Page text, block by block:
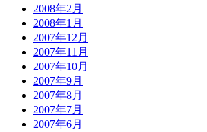
2008年2月
2008年1月
2007年12月
2007年11月
2007年10月
2007年9月
2007年8月
2007年7月
2007年6月